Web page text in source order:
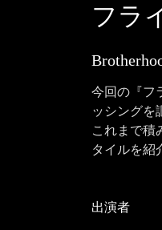
フラ
今回の『フ
ッシングを
これまで積
タイルを紹
出演者